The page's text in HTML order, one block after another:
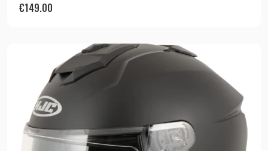
€149.00